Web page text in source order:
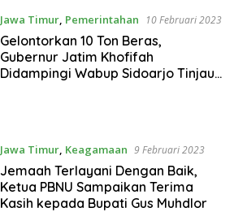
Jawa Timur, Pemerintahan 10 Februari 2023
Gelontorkan 10 Ton Beras,
Gubernur Jatim Khofifah
Didampingi Wabup Sidoarjo Tinjau
Jawa Timur, Keagamaan 9 Februari 2023
Jemaah Terlayani Dengan Baik,
Ketua PBNU Sampaikan Terima
Kasih kepada Bupati Gus Muhdlor